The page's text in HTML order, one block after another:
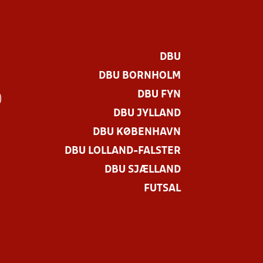
DBU
DBU BORNHOLM
DBU FYN
DBU JYLLAND
DBU KØBENHAVN
DBU LOLLAND-FALSTER
DBU SJÆLLAND
FUTSAL